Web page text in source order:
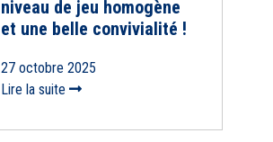
niveau de jeu homogène
et une belle convivialité !
27 octobre 2025
Lire la suite